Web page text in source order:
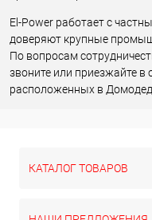
El-Power работает с
доверяют крупные
По вопросам
звоните или приезжайте в
расположенных в
КАТАЛОГ ТОВАРОВ